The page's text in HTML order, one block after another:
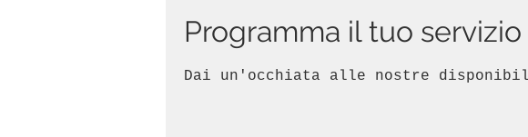
Programma il tuo servizio
Dai un'occhiata alle nostre